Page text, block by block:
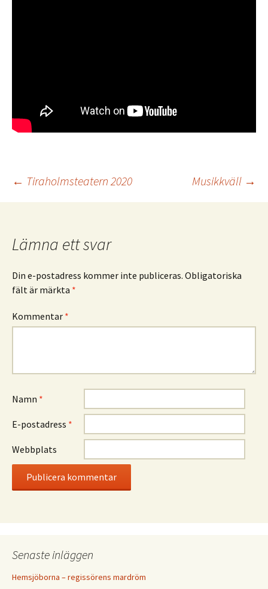
Inläggsnavigering
← Tiraholmsteatern 2020 Musikkväll →
Lämna ett svar
Din e-postadress kommer inte publiceras. Obligatoriska
fält är märkta *
Kommentar *
Namn *
E-postadress *
Webbplats
Senaste inläggen
Hemsjöborna – regissörens mardröm